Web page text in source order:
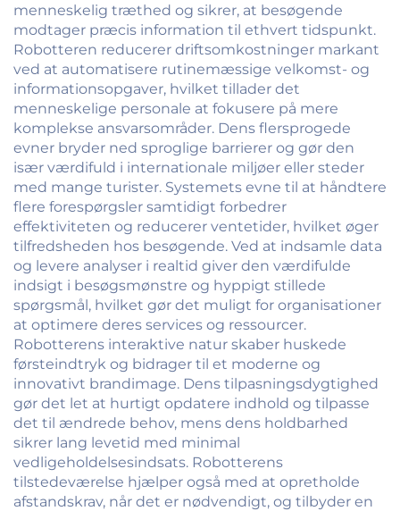
menneskelig træthed og sikrer, at besøgende
modtager præcis information til ethvert tidspunkt.
Robotteren reducerer driftsomkostninger markant
ved at automatisere rutinemæssige velkomst- og
informationsopgaver, hvilket tillader det
menneskelige personale at fokusere på mere
komplekse ansvarsområder. Dens flersprogede
evner bryder ned sproglige barrierer og gør den
især værdifuld i internationale miljøer eller steder
med mange turister. Systemets evne til at håndtere
flere forespørgsler samtidigt forbedrer
effektiviteten og reducerer ventetider, hvilket øger
tilfredsheden hos besøgende. Ved at indsamle data
og levere analyser i realtid giver den værdifulde
indsigt i besøgsmønstre og hyppigt stillede
spørgsmål, hvilket gør det muligt for organisationer
at optimere deres services og ressourcer.
Robotterens interaktive natur skaber huskede
førsteindtryk og bidrager til et moderne og
innovativt brandimage. Dens tilpasningsdygtighed
gør det let at hurtigt opdatere indhold og tilpasse
det til ændrede behov, mens dens holdbarhed
sikrer lang levetid med minimal
vedligeholdelsesindsats. Robotterens
tilstedeværelse hjælper også med at opretholde
afstandskrav, når det er nødvendigt, og tilbyder en